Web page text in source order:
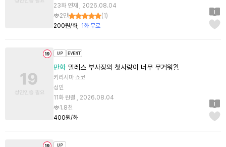
23화 연재 , 2026.08.04
2만
(1 )
200원/화
1화 무료
만화 밀레스 부사장의 첫사랑이 너무 무거워?!
키리시마 쇼코
성인
11화 완결 , 2026.08.04
1.8천
400원/화